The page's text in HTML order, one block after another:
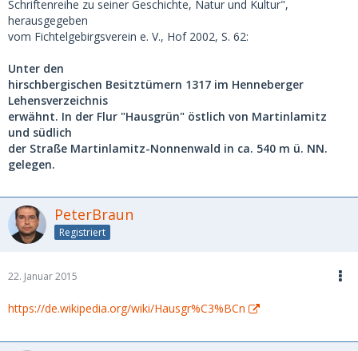
Schriftenreihe zu seiner Geschichte, Natur und Kultur",
herausgegeben
vom Fichtelgebirgsverein e. V., Hof 2002, S. 62:
Unter den
hirschbergischen Besitztümern 1317 im Henneberger
Lehensverzeichnis
erwähnt. In der Flur "Hausgrün" östlich von Martinlamitz
und südlich
der Straße Martinlamitz-Nonnenwald in ca. 540 m ü. NN.
gelegen.
PeterBraun
Registriert
22. Januar 2015
https://de.wikipedia.org/wiki/Hausgr%C3%BCn